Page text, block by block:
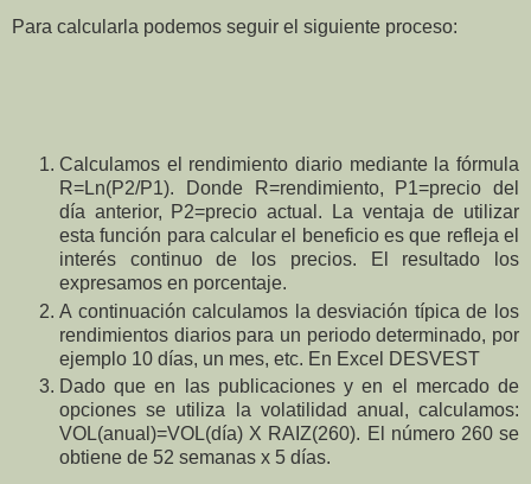
Para calcularla podemos seguir el siguiente proceso:
Calculamos el rendimiento diario mediante la fórmula
R=Ln(P2/P1). Donde R=rendimiento, P1=precio del
día anterior, P2=precio actual. La ventaja de utilizar
esta función para calcular el beneficio es que refleja el
interés continuo de los precios. El resultado los
expresamos en porcentaje.
A continuación calculamos la desviación típica de los
rendimientos diarios para un periodo determinado, por
ejemplo 10 días, un mes, etc. En Excel DESVEST
Dado que en las publicaciones y en el mercado de
opciones se utiliza la volatilidad anual, calculamos:
VOL(anual)=VOL(día) X RAIZ(260). El número 260 se
obtiene de 52 semanas x 5 días.